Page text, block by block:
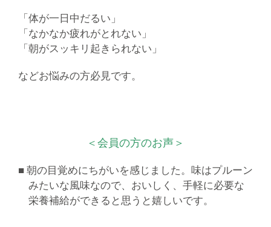
「体が一日中だるい」
「なかなか疲れがとれない」
「朝がスッキリ起きられない」
などお悩みの方必見です。
＜会員の方のお声＞
■ 朝の目覚めにちがいを感じました。味はプルーン
みたいな風味なので、おいしく、手軽に必要な
栄養補給ができると思うと嬉しいです。